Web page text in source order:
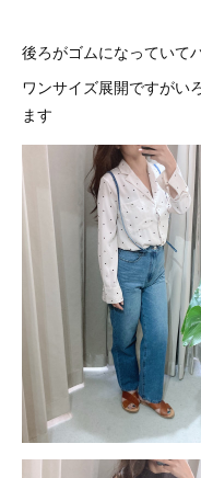
後ろがゴムになっていて
ワンサイズ展開ですがい
ます